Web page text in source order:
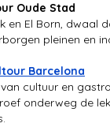
Oude Stad
en El Born, dwaal
pleinen en
Barcelona
cultuur en
onderweg de